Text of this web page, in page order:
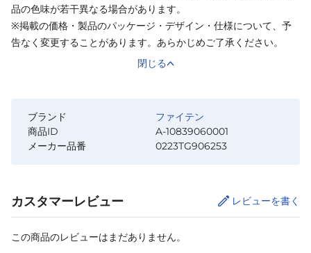
品の色味が若干異なる場合があります。
※掲載の価格・製品のパッケージ・デザイン・仕様について、予
告なく変更することがあります。あらかじめご了承ください。
閉じる
ブランド
ファイテン
商品ID
A-10839060001
メーカー品番
0223TG906253
カスタマーレビュー レビューを書く
この商品のレビューはまだありません。